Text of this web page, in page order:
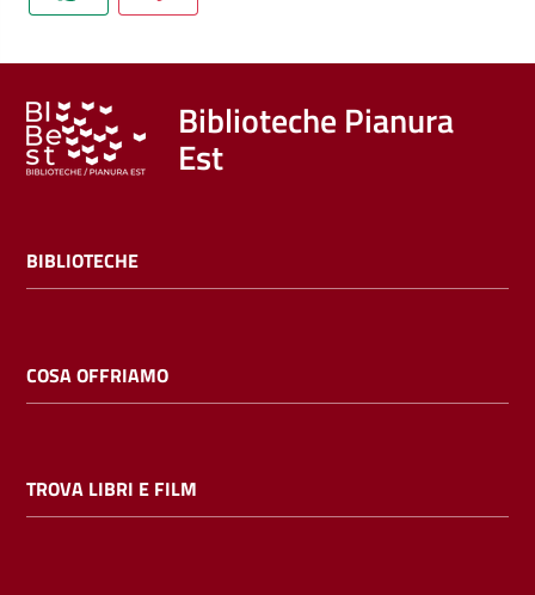
e
Calendario
Online
ragazzi
Biblioteche Pianura
Est
BIBLIOTECHE
COSA OFFRIAMO
TROVA LIBRI E FILM